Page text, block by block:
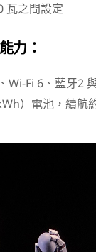
瓦之間設定
力：
Wi-Fi 6、藍牙2
）電池，續航